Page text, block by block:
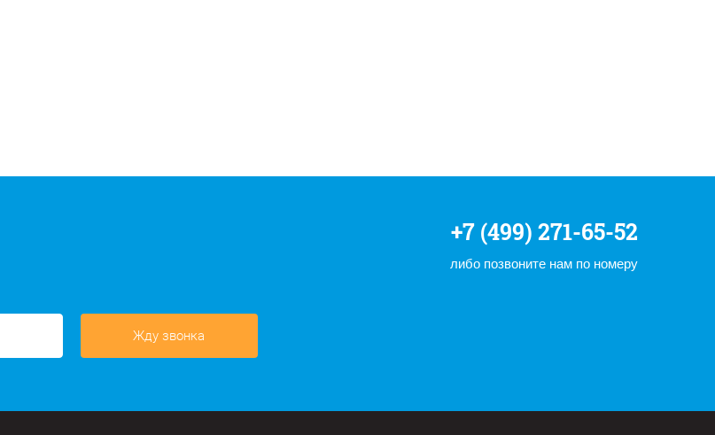
+7 (499) 271-65-52
либо позвоните нам по номеру
Жду звонка